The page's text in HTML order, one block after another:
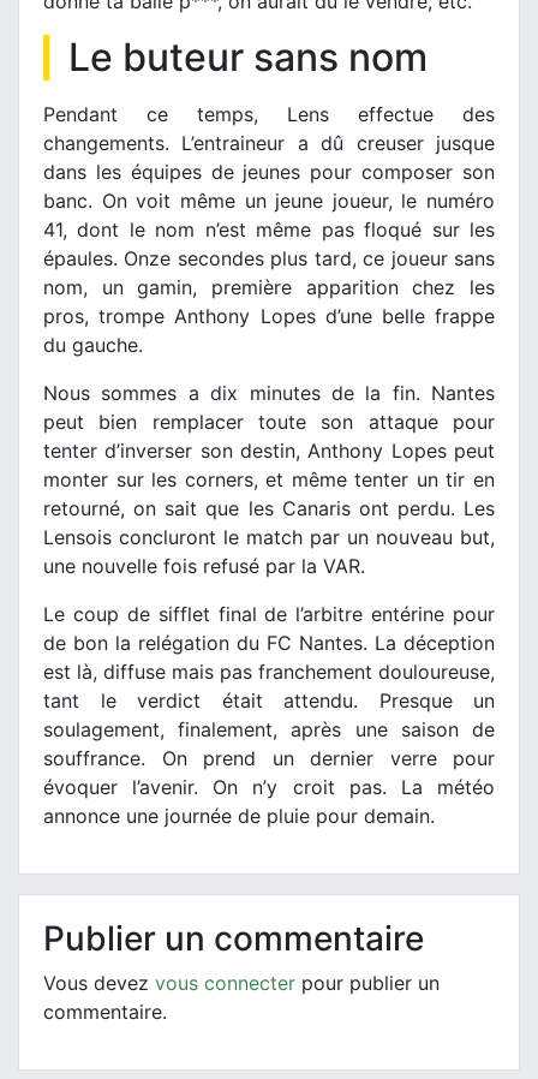
Le buteur sans nom
Pendant ce temps, Lens effectue des
changements. L’entraineur a dû creuser jusque
dans les équipes de jeunes pour composer son
banc. On voit même un jeune joueur, le numéro
41, dont le nom n’est même pas floqué sur les
épaules. Onze secondes plus tard, ce joueur sans
nom, un gamin, première apparition chez les
pros, trompe Anthony Lopes d’une belle frappe
du gauche.
Nous sommes a dix minutes de la fin. Nantes
peut bien remplacer toute son attaque pour
tenter d’inverser son destin, Anthony Lopes peut
monter sur les corners, et même tenter un tir en
retourné, on sait que les Canaris ont perdu. Les
Lensois concluront le match par un nouveau but,
une nouvelle fois refusé par la VAR.
Le coup de sifflet final de l’arbitre entérine pour
de bon la relégation du FC Nantes. La déception
est là, diffuse mais pas franchement douloureuse,
tant le verdict était attendu. Presque un
soulagement, finalement, après une saison de
souffrance. On prend un dernier verre pour
évoquer l’avenir. On n’y croit pas. La météo
annonce une journée de pluie pour demain.
Publier un commentaire
Vous devez vous connecter pour publier un
commentaire.